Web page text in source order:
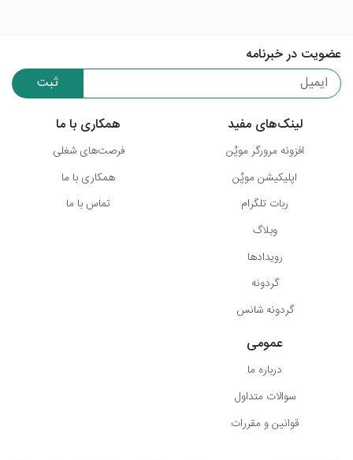
عضویت در خبرنامه
ثبت
لینک‌های مفید
افزونه مرورگر موپُن
اپلیکیشن موپُن
ربات تلگرام
وبلاگ
رویدادها
گردونه
گردونه شانس
همکاری با ما
فرصت‌های شغلی
همکاری با ما
تماس با ما
عمومی
درباره ما
سوالات متداول
قوانین و مقررات